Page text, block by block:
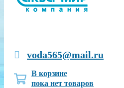
voda565@mail.ru
В корзине
пока нет товаров